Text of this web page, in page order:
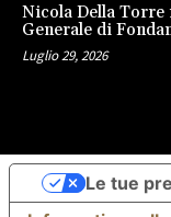
Nicola Della
Generale di
Luglio 29, 2026
Le tue